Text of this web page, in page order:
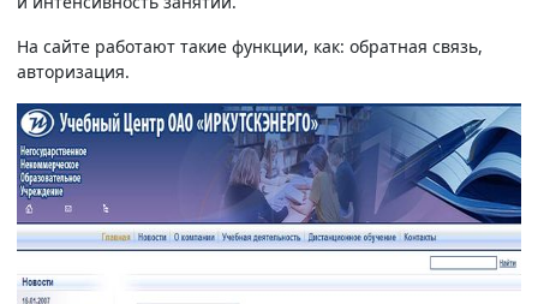
На сайте работают такие функции, как: обратная связь,
авторизация.